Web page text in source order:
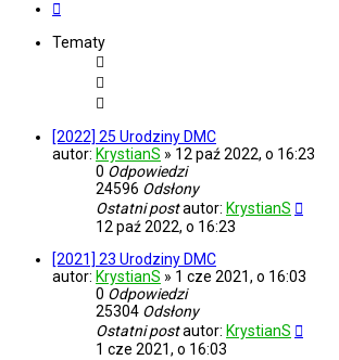
Tematy
[2022] 25 Urodziny DMC
autor: KrystianS » 12 paź 2022, o 16:23
0 Odpowiedzi
24596 Odsłony
Ostatni postautor: KrystianS
12 paź 2022, o 16:23
[2021] 23 Urodziny DMC
autor: KrystianS » 1 cze 2021, o 16:03
0 Odpowiedzi
25304 Odsłony
Ostatni postautor: KrystianS
1 cze 2021, o 16:03